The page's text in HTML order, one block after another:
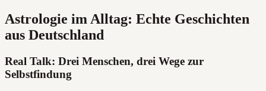
Astrologie im Alltag: Echte Geschichten
aus Deutschland
Real Talk: Drei Menschen, drei Wege zur
Selbstfindung